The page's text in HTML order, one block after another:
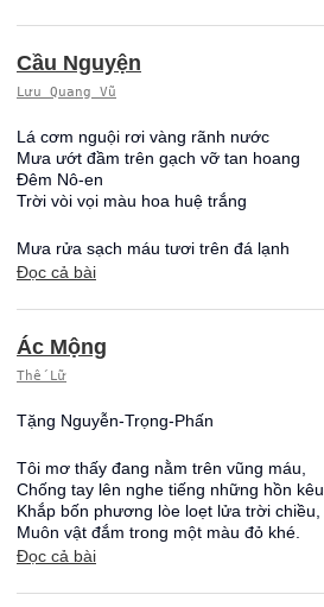
Cầu Nguyện
Lưu Quang Vũ
Lá cơm nguội rơi vàng rãnh nước
Mưa ướt đầm trên gạch vỡ tan hoang
Đêm Nô-en
Trời vòi vọi màu hoa huệ trắng
Mưa rửa sạch máu tươi trên đá lạnh
Đọc cả bài
Ác Mộng
Thế Lữ
Tặng Nguyễn-Trọng-Phấn
Tôi mơ thấy đang nằm trên vũng máu,
Chống tay lên nghe tiếng những hồn kêu.
Khắp bốn phương lòe loẹt lửa trời chiều,
Muôn vật đắm trong một màu đỏ khé.
Đọc cả bài